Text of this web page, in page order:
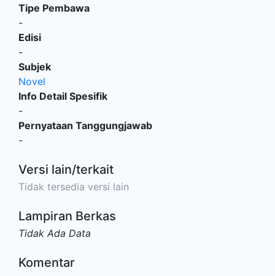
Tipe Pembawa
-
Edisi
-
Subjek
Novel
Info Detail Spesifik
-
Pernyataan Tanggungjawab
-
Versi lain/terkait
Tidak tersedia versi lain
Lampiran Berkas
Tidak Ada Data
Komentar